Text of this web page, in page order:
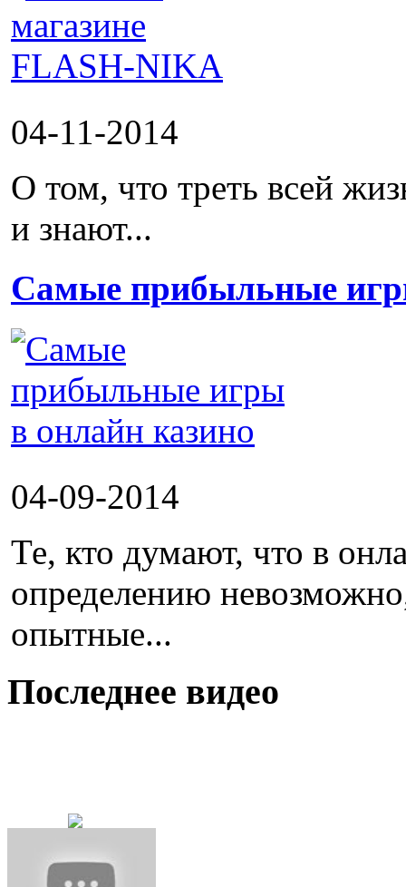
04-11-2014
О том, что треть всей
и знают...
Самые прибыльные
04-09-2014
Те, кто думают, что в
определению
опытные...
Последнее видео